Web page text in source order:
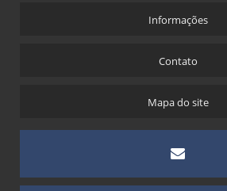
Informações
Contato
Mapa do site